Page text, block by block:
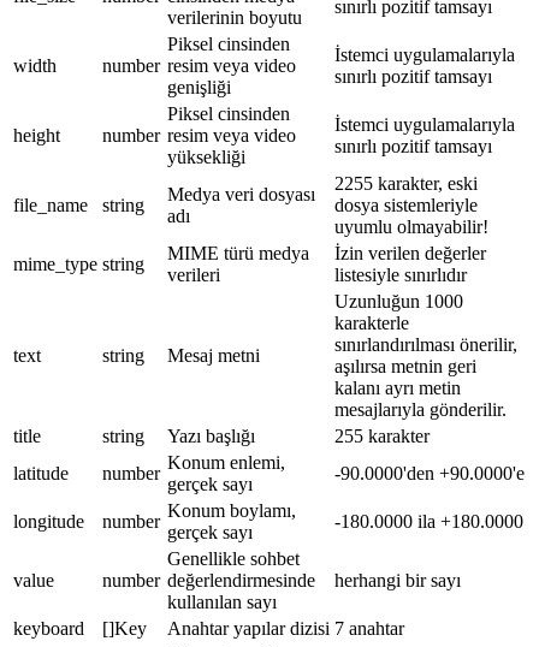
verilerinin boyutu
sınırlı pozitif tamsayı
width number
Piksel cinsinden
resim veya video
genişliği
İstemci uygulamalarıyla
sınırlı pozitif tamsayı
height number
Piksel cinsinden
resim veya video
yüksekliği
İstemci uygulamalarıyla
sınırlı pozitif tamsayı
file_name string
Medya veri dosyası
adı
2255 karakter, eski
dosya sistemleriyle
uyumlu olmayabilir!
mime_type string
MIME türü medya
verileri
İzin verilen değerler
listesiyle sınırlıdır
text string Mesaj metni
Uzunluğun 1000
karakterle
sınırlandırılması önerilir,
aşılırsa metnin geri
kalanı ayrı metin
mesajlarıyla gönderilir.
title
string Yazı başlığı
255 karakter
latitude
number
Konum enlemi,
gerçek sayı
-90.0000'den +90.0000'e
longitude number
Konum boylamı,
gerçek sayı
-180.0000 ila +180.0000
value number
Genellikle sohbet
değerlendirmesinde
kullanılan sayı
herhangi bir sayı
keyboard []Key Anahtar yapılar dizisi 7 anahtar